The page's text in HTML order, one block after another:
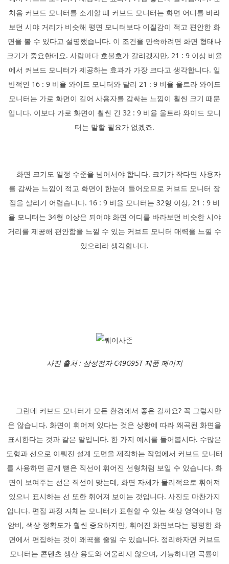
처음 커브드 모니터를 소개할 때 커브드 모니터는 화면 어디를 바라
보던 시야 거리가 비슷해 평면 모니터보다 이질감이 적고 편안한 화
면을 볼 수 있다고 설명했습니다. 이 조건을 만족하려면 화면 형태나
크기가 중요한데요. 사람마다 호불호가 갈리겠지만, 21 : 9 이상 비율
에서 커브드 모니터가 제공하는 효과가 가장 크다고 생각합니다. 일
반적인 16 : 9 비율 와이드 모니터와 달리 21 : 9 비율 울트라 와이드
모니터는 가로 화면이 길어 사용자를 감싸는 느낌이 훨씬 크기 때문
입니다. 이보다 가로 화면이 훨씬 긴 32 : 9 비율 울트라 와이드 모니
터는 말할 필요가 없겠죠.
화면 크기도 일정 수준을 넘어서야 합니다. 크기가 작다면 사용자
를 감싸는 느낌이 적고 화면이 한눈에 들어오므로 커브드 모니터 장
점을 살리기 어렵습니다. 16 : 9 비율 모니터는 32형 이상, 21 : 9 비
율 모니터는 34형 이상은 되어야 화면 어디를 바라보던 비슷한 시야
거리를 제공해 편안함을 느낄 수 있는 커브드 모니터 매력을 느낄 수
있으리라 생각합니다.
사진 출처 : 삼성전자 C49G95T 제품 페이지
그런데 커브드 모니터가 모든 환경에서 좋은 걸까요? 꼭 그렇지만
은 않습니다. 화면이 휘어져 있다는 것은 상황에 따라 왜곡된 화면을
표시한다는 것과 같은 말입니다. 한 가지 예시를 들어봅시다. 수많은
도형과 선으로 이뤄진 설계 도면을 제작하는 작업에서 커브드 모니터
를 사용하면 곧게 뻗은 직선이 휘어진 선형처럼 보일 수 있습니다. 화
면이 보여주는 선은 직선이 맞는데, 화면 자체가 물리적으로 휘어져
있으니 표시하는 선 또한 휘어져 보이는 것입니다. 사진도 마찬가지
입니다. 편집 과정 자체는 모니터가 표현할 수 있는 색상 영역이나 명
암비, 색상 정확도가 훨씬 중요하지만, 휘어진 화면보다는 평평한 화
면에서 편집하는 것이 왜곡을 줄일 수 있습니다. 정리하자면 커브드
모니터는 콘텐츠 생산 용도와 어울리지 않으며, 가능하다면 곡률이